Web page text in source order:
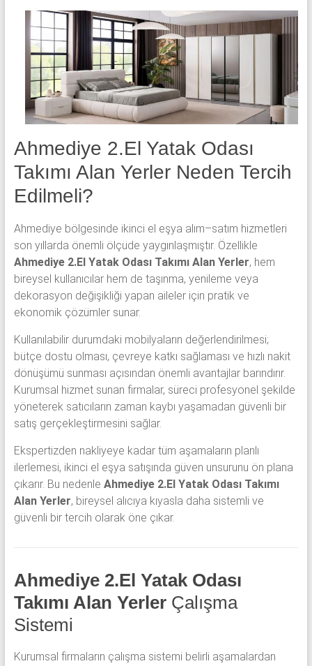
yatak
odası,
Avangard
yatak
odası,
Antika
yatak
odası
ve
Metebronz
yatak
odası
alınmaktadır.
Ahmediye 2.El Yatak Odası
Takımı Alan Yerler Neden Tercih
Edilmeli?
Ahmediye bölgesinde ikinci el eşya alım–satım hizmetleri
son yıllarda önemli ölçüde yaygınlaşmıştır. Özellikle
Ahmediye 2.El Yatak Odası Takımı Alan Yerler, hem
bireysel kullanıcılar hem de taşınma, yenileme veya
dekorasyon değişikliği yapan aileler için pratik ve
ekonomik çözümler sunar.
Kullanılabilir durumdaki mobilyaların değerlendirilmesi;
bütçe dostu olması, çevreye katkı sağlaması ve hızlı nakit
dönüşümü sunması açısından önemli avantajlar barındırır.
Kurumsal hizmet sunan firmalar, süreci profesyonel şekilde
yöneterek satıcıların zaman kaybı yaşamadan güvenli bir
satış gerçekleştirmesini sağlar.
Ekspertizden nakliyeye kadar tüm aşamaların planlı
ilerlemesi, ikinci el eşya satışında güven unsurunu ön plana
çıkarır. Bu nedenle Ahmediye 2.El Yatak Odası Takımı
Alan Yerler, bireysel alıcıya kıyasla daha sistemli ve
güvenli bir tercih olarak öne çıkar.
Ahmediye 2.El Yatak Odası
Takımı Alan YerlerÇalışma
Sistemi
Kurumsal firmaların çalışma sistemi belirli aşamalardan